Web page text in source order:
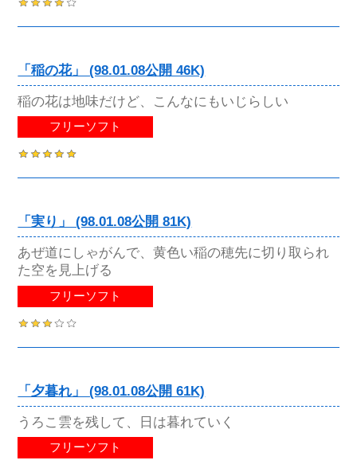
「稲の花」 (98.01.08公開 46K)
稲の花は地味だけど、こんなにもいじらしい
フリーソフト
「実り」 (98.01.08公開 81K)
あぜ道にしゃがんで、黄色い稲の穂先に切り取られ
た空を見上げる
フリーソフト
「夕暮れ」 (98.01.08公開 61K)
うろこ雲を残して、日は暮れていく
フリーソフト